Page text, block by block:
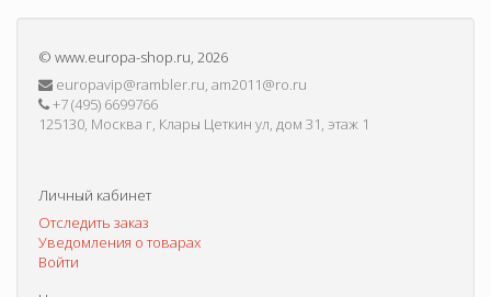
© www.europa-shop.ru, 2026
europavip@rambler.ru, am2011@ro.ru
+7 (495) 6699766
125130, Москва г, Клары Цеткин ул, дом 31, этаж 1
Личный кабинет
Отследить заказ
Уведомления о товарах
Войти